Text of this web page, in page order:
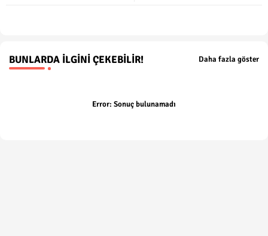
BUNLARDA İLGINI ÇEKEBILIR! Daha fazla göster
Error: Sonuç bulunamadı